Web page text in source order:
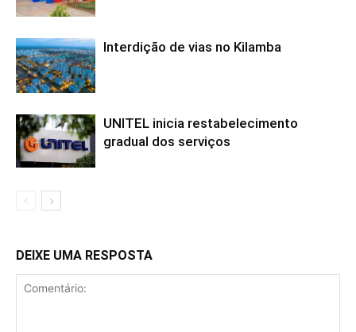
Interdição de vias no Kilamba
UNITEL inicia restabelecimento
gradual dos serviços
DEIXE UMA RESPOSTA